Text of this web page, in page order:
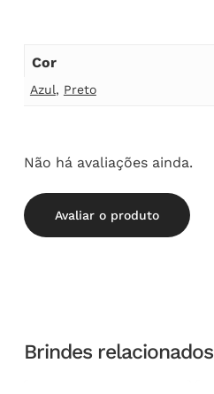
Cor
Azul, Preto
Não há avaliações ainda.
Avaliar o produto
Brindes relacionados